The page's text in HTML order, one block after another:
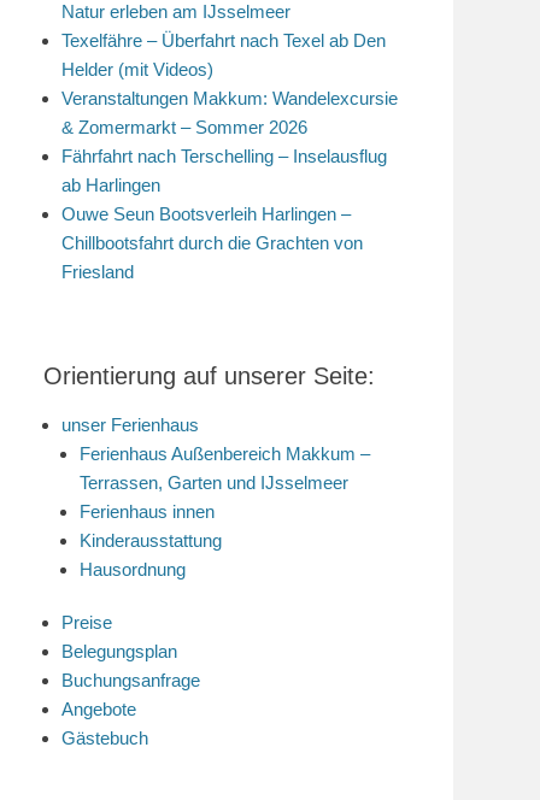
Natur erleben am IJsselmeer
Texelfähre – Überfahrt nach Texel ab Den
Helder (mit Videos)
Veranstaltungen Makkum: Wandelexcursie
& Zomermarkt – Sommer 2026
Fährfahrt nach Terschelling – Inselausflug
ab Harlingen
Ouwe Seun Bootsverleih Harlingen –
Chillbootsfahrt durch die Grachten von
Friesland
Orientierung auf unserer Seite:
unser Ferienhaus
Ferienhaus Außenbereich Makkum –
Terrassen, Garten und IJsselmeer
Ferienhaus innen
Kinderausstattung
Hausordnung
Preise
Belegungsplan
Buchungsanfrage
Angebote
Gästebuch